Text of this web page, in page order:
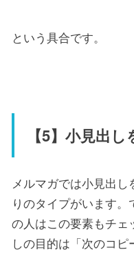
という具合です。
【5】小見出
メルマガでは小見出
りのタイプがいます
の人はこの要素もチェ
しの目的は「次のコピ